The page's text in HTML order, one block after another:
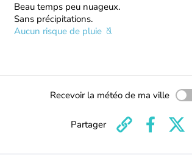
Beau temps peu nuageux.
Sans précipitations.
Aucun risque de pluie
Recevoir la météo de ma ville
Partager